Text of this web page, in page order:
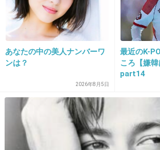
者を美化した映画を作った。
映画『I am ICHIHASHI 逮捕されるまで』 -
シネマトゥデイ
www.cinematoday.jp
イギリス人女性を殺害し、捜査員の追跡をかわして
月に及ぶ逃亡生活を送った殺人犯・市橋達也の手記を
市橋達也の逃亡劇を映画化！ビジュアル初
公開
girlschannel.net
あなたの中の美人ナンバーワ
ンは？
2026年8月5日
最近のK-
ころ【嫌韓
part14